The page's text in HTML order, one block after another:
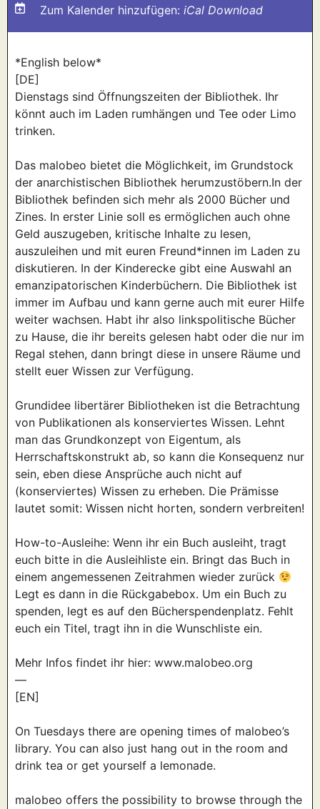
Zum Kalender hinzufügen: iCal Download
*English below*
[DE]
Dienstags sind Öffnungszeiten der Bibliothek. Ihr
könnt auch im Laden rumhängen und Tee oder Limo
trinken.
Das malobeo bietet die Möglichkeit, im Grundstock
der anarchistischen Bibliothek herumzustöbern.In der
Bibliothek befinden sich mehr als 2000 Bücher und
Zines. In erster Linie soll es ermöglichen auch ohne
Geld auszugeben, kritische Inhalte zu lesen,
auszuleihen und mit euren Freund*innen im Laden zu
diskutieren. In der Kinderecke gibt eine Auswahl an
emanzipatorischen Kinderbüchern. Die Bibliothek ist
immer im Aufbau und kann gerne auch mit eurer Hilfe
weiter wachsen. Habt ihr also linkspolitische Bücher
zu Hause, die ihr bereits gelesen habt oder die nur im
Regal stehen, dann bringt diese in unsere Räume und
stellt euer Wissen zur Verfügung.
Grundidee libertärer Bibliotheken ist die Betrachtung
von Publikationen als konserviertes Wissen. Lehnt
man das Grundkonzept von Eigentum, als
Herrschaftskonstrukt ab, so kann die Konsequenz nur
sein, eben diese Ansprüche auch nicht auf
(konserviertes) Wissen zu erheben. Die Prämisse
lautet somit: Wissen nicht horten, sondern verbreiten!
How-to-Ausleihe: Wenn ihr ein Buch ausleiht, tragt
euch bitte in die Ausleihliste ein. Bringt das Buch in
einem angemessenen Zeitrahmen wieder zurück
Legt es dann in die Rückgabebox. Um ein Buch zu
spenden, legt es auf den Bücherspendenplatz. Fehlt
euch ein Titel, tragt ihn in die Wunschliste ein.
Mehr Infos findet ihr hier: www.malobeo.org
—
[EN]
On Tuesdays there are opening times of malobeo’s
library. You can also just hang out in the room and
drink tea or get yourself a lemonade.
malobeo offers the possibility to browse through the